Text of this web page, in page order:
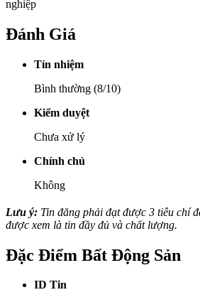
Đánh Giá
Tín nhiệm
Bình thường (8/10)
Kiểm duyệt
Chưa xử lý
Chính chủ
Không
Lưu ý: Tin đăng phải đạt được 3 tiêu chí
được xem là tin đầy đủ và chất lượng.
Đặc Điểm Bất Động Sản
ID Tin